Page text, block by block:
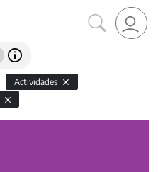
Actividades